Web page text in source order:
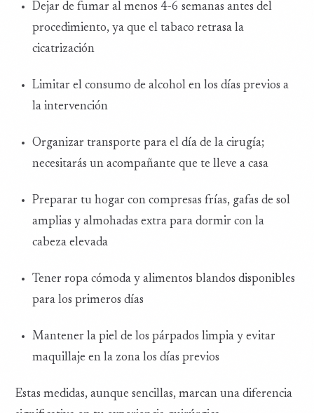
Dejar de fumar al menos 4-6 semanas antes del
procedimiento, ya que el tabaco retrasa la
cicatrización
Limitar el consumo de alcohol en los días previos a
la intervención
Organizar transporte para el día de la cirugía;
necesitarás un acompañante que te lleve a casa
Preparar tu hogar con compresas frías, gafas de sol
amplias y almohadas extra para dormir con la
cabeza elevada
Tener ropa cómoda y alimentos blandos disponibles
para los primeros días
Mantener la piel de los párpados limpia y evitar
maquillaje en la zona los días previos
Estas medidas, aunque sencillas, marcan una diferencia